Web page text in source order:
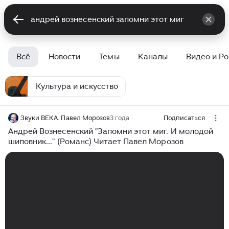
Всё Новости Темы Каналы Видео и
Культура и искусство
Звуки ВЕКА. Павел Морозов3 года Подписаться
Андрей Вознесенский "Запомни этот миг. И молодой
шиповник..." (Романс) Читает Павел Морозов